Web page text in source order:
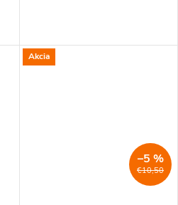
Akcia
€10,50
–5 %